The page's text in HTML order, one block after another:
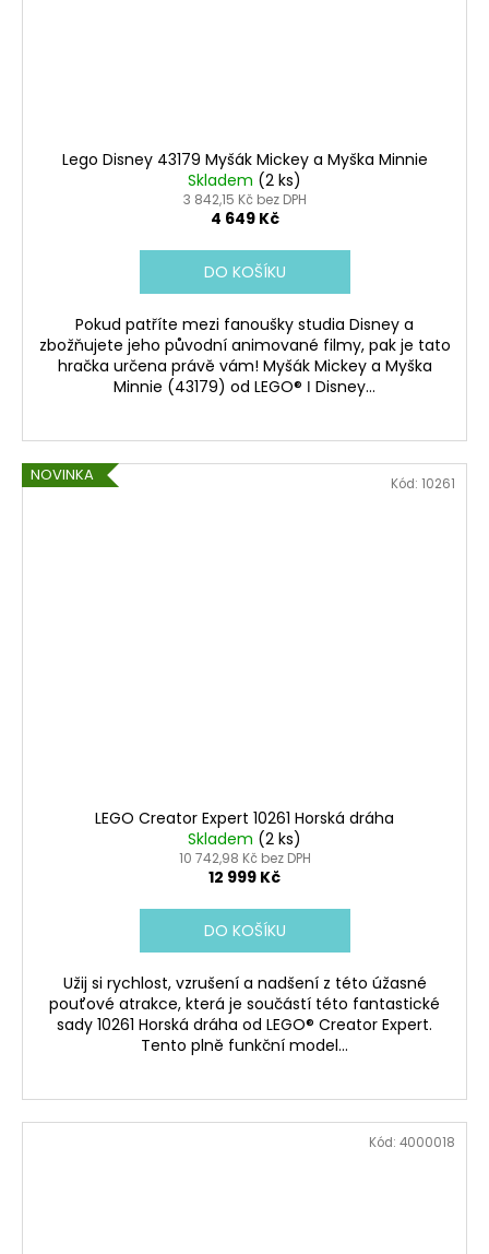
Lego Disney 43179 Myšák Mickey a Myška Minnie
Skladem (2 ks)
3 842,15 Kč bez DPH
4 649 Kč
DO KOŠÍKU
Pokud patříte mezi fanoušky studia Disney a
zbožňujete jeho původní animované filmy, pak je tato
hračka určena právě vám! Myšák Mickey a Myška
Minnie (43179) od LEGO® ǀ Disney...
NOVINKA
LEGO Creator Expert 10261 Horská dráha
Skladem (2 ks)
10 742,98 Kč bez DPH
12 999 Kč
DO KOŠÍKU
Užij si rychlost, vzrušení a nadšení z této úžasné
pouťové atrakce, která je součástí této fantastické
sady 10261 Horská dráha od LEGO® Creator Expert.
Tento plně funkční model...
Kód: 10261
Kód: 4000018